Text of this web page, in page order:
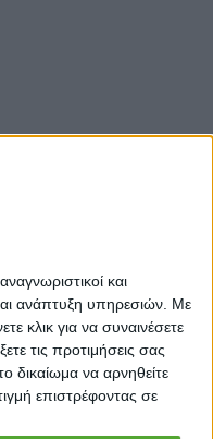
και
ανάπτυξη υπηρεσιών. Με
κλικ για να συναινέσετε
τις προτιμήσεις σας
δικαίωμα να αρνηθείτε
επιστρέφοντας σε